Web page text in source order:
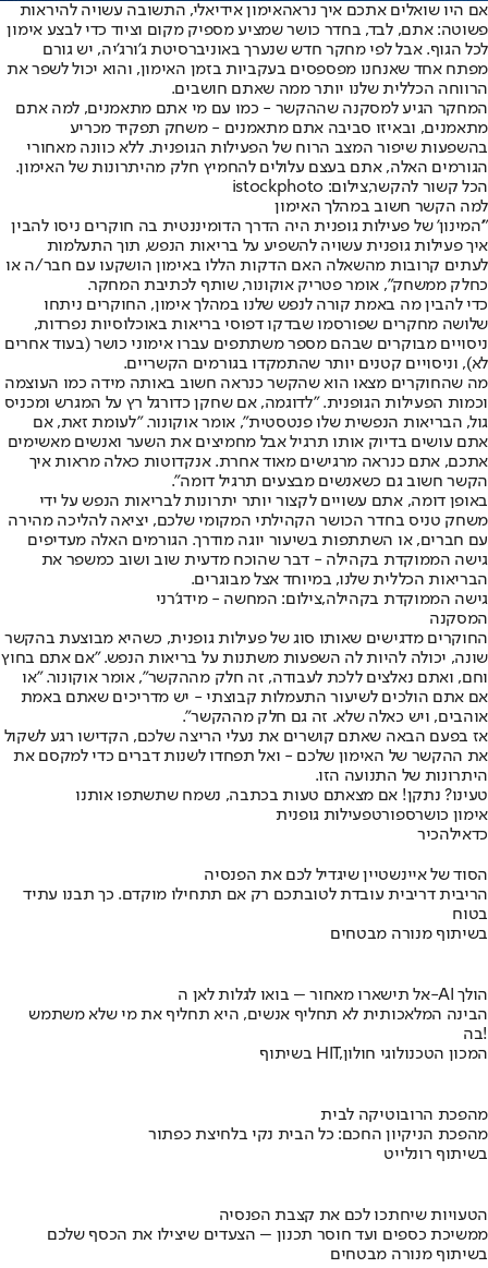
אם היו שואלים אתכם איך נראהאימון אידיאלי, התשובה עשויה להיראות
פשוטה: אתם, לבד, בחדר כושר שמציע מספיק מקום וציוד כדי לבצע אימון
לכל הגוף. אבל לפי מחקר חדש שנערך באוניברסיטת ג'ורג'יה, יש גורם
מפתח אחד שאנחנו מפספסים בעקביות בזמן האימון, והוא יכול לשפר את
הרווחה הכללית שלנו יותר ממה שאתם חושבים.
המחקר הגיע למסקנה שההקשר - כמו עם מי אתם מתאמנים, למה אתם
מתאמנים, ובאיזו סביבה אתם מתאמנים - משחק תפקיד מכריע
בהשפעות שיפור המצב הרוח של הפעילות הגופנית. ללא כוונה מאחורי
הגורמים האלה, אתם בעצם עלולים להחמיץ חלק מהיתרונות של האימון.
הכל קשור להקשר,צילום: istockphoto
למה הקשר חשוב במהלך האימון
"'המינון' של פעילות גופנית היה הדרך הדומיננטית בה חוקרים ניסו להבין
איך פעילות גופנית עשויה להשפיע על בריאות הנפש, תוך התעלמות
לעתים קרובות מהשאלה האם הדקות הללו באימון הושקעו עם חבר/ה או
כחלק ממשחק", אומר פטריק אוקונור, שותף לכתיבת המחקר.
כדי להבין מה באמת קורה לנפש שלנו במהלך אימון, החוקרים ניתחו
שלושה מחקרים שפורסמו שבדקו דפוסי בריאות באוכלוסיות נפרדות,
ניסויים מבוקרים שבהם מספר משתתפים עברו אימוני כושר (בעוד אחרים
לא), וניסויים קטנים יותר שהתמקדו בגורמים הקשריים.
מה שהחוקרים מצאו הוא שהקשר כנראה חשוב באותה מידה כמו העוצמה
וכמות הפעילות הגופנית. "לדוגמה, אם שחקן כדורגל רץ על המגרש ומכניס
גול, הבריאות הנפשית שלו פנטסטית", אומר אוקונור. "לעומת זאת, אם
אתם עושים בדיוק אותו תרגיל אבל מחמיצים את השער ואנשים מאשימים
אתכם, אתם כנראה מרגישים מאוד אחרת. אנקדוטות כאלה מראות איך
הקשר חשוב גם כשאנשים מבצעים תרגיל דומה".
באופן דומה, אתם עשויים לקצור יותר יתרונות לבריאות הנפש על ידי
משחק טניס בחדר הכושר הקהילתי המקומי שלכם, יציאה להליכה מהירה
עם חברים, או השתתפות בשיעור יוגה מודרך. הגורמים האלה מעדיפים
גישה הממוקדת בקהילה - דבר שהוכח מדעית שוב ושוב כמשפר את
הבריאות הכללית שלנו, במיוחד אצל מבוגרים.
גישה הממוקדת בקהילה,צילום: המחשה - מידג'רני
המסקנה
החוקרים מדגישים שאותו סוג של פעילות גופנית, כשהיא מבוצעת בהקשר
שונה, יכולה להיות לה השפעות משתנות על בריאות הנפש. "אם אתם בחוץ
וחם, ואתם נאלצים ללכת לעבודה, זה חלק מההקשר", אומר אוקונור. "או
אם אתם הולכים לשיעור התעמלות קבוצתי - יש מדריכים שאתם באמת
אוהבים, ויש כאלה שלא. זה גם חלק מההקשר".
אז בפעם הבאה שאתם קושרים את נעלי הריצה שלכם, הקדישו רגע לשקול
את ההקשר של האימון שלכם - ואל תפחדו לשנות דברים כדי למקסם את
היתרונות של התנועה הזו.
טעינו? נתקן! אם מצאתם טעות בכתבה, נשמח שתשתפו אותנו
אימון כושרספורטפעילות גופנית
כדאילהכיר
הסוד של איינשטיין שיגדיל לכם את הפנסיה
הריבית דריבית עובדת לטובתכם רק אם תתחילו מוקדם. כך תבנו עתיד
בטוח
בשיתוף מנורה מבטחים
אל תישארו מאחור – בואו לגלות לאן ה-AI הולך
הבינה המלאכותית לא תחליף אנשים, היא תחליף את מי שלא משתמש
בה!
בשיתוף HIT,המכון הטכנולוגי חולון
מהפכת הרובוטיקה לבית
מהפכת הניקיון החכם: כל הבית נקי בלחיצת כפתור
בשיתוף רונלייט
הטעויות שיחתכו לכם את קצבת הפנסיה
ממשיכת כספים ועד חוסר תכנון – הצעדים שיצילו את הכסף שלכם
בשיתוף מנורה מבטחים